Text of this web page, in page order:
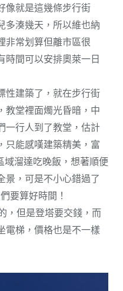
像就是這幾條步行街
多湊幾天，所以維也納
非常划算但離市區很
時間可以安排奧萊一日
性建築了，就在步行街
教堂裡面燭光昏暗，中
一行人到了教堂，估計
只能感嘆建築精美，富
溜達吃晚飯，想著順便
景，可是不小心錯過了
要算好時間！
，但是登塔要交錢，而
電梯，價格也是不一樣